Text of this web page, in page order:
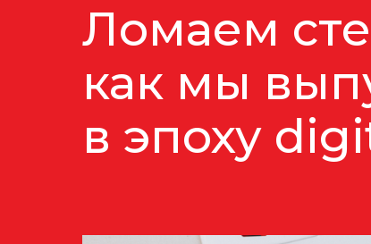
Ломаем
как мы
в эпоху